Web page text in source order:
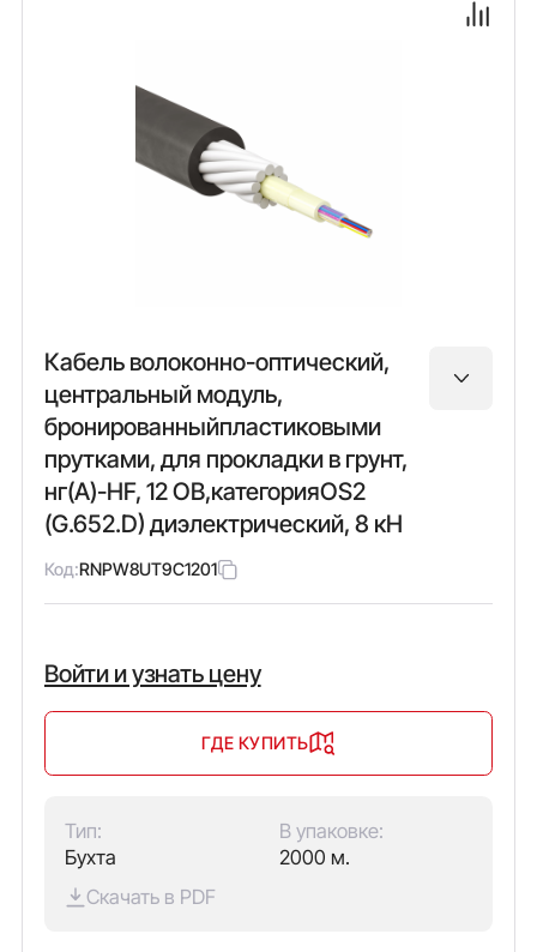
Кабель волоконно-оптический,
центральный модуль,
бронированныйпластиковыми
прутками, для прокладки в грунт,
нг(А)-HF, 12 ОВ,категорияOS2
(G.652.D) диэлектрический, 8 кН
Код:RNPW8UT9C1201
Войти и узнать цену
ГДЕ КУПИТЬ
Тип:
Бухта
В упаковке:
2000 м.
Скачать в PDF